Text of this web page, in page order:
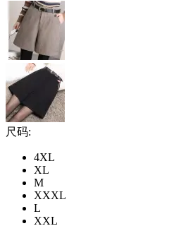
尺码:
4XL
XL
M
XXXL
L
XXL